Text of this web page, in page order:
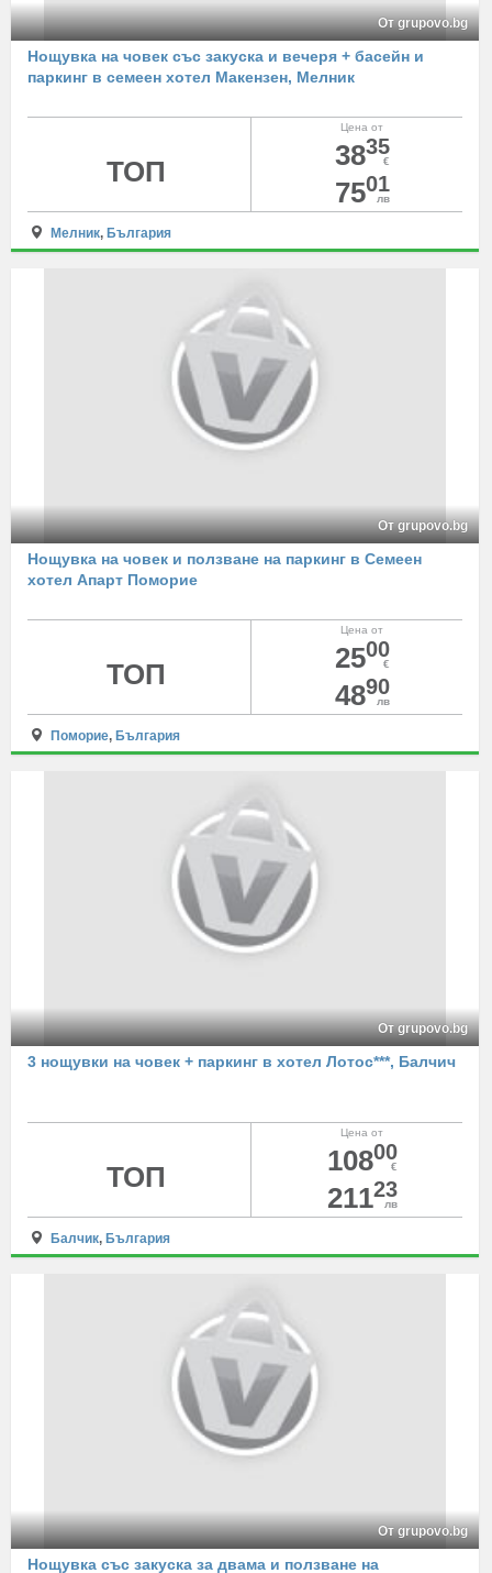
От grupovo.bg
Нощувка на човек със закуска и вечеря + басейн и
паркинг в семеен хотел Макензен, Мелник
Цена от
3835
€
7501
лв
ТОП
Мелник, България
От grupovo.bg
Нощувка на човек и ползване на паркинг в Семеен
хотел Апарт Поморие
Цена от
2500
€
4890
лв
ТОП
Поморие, България
От grupovo.bg
3 нощувки на човек + паркинг в хотел Лотос***, Балчич
Цена от
10800
€
21123
лв
ТОП
Балчик, България
От grupovo.bg
Нощувка със закуска за двама и ползване на